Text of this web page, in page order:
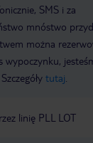
SMS i za
mnóstwo
można
wypoczynku,
tutaj
linię PLL LOT